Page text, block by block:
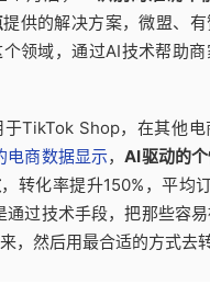
提供的解决方案，微盟、
领域，通过AI技术帮助
TikTok Shop，在其他电
电商数据显示，AI驱动的
，转化率提升150%，平均
通过技术手段，把那些容
，然后用最合适的方式去